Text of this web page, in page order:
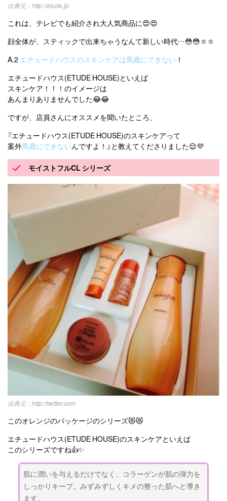
http://etude.jp
これは、テレビでも紹介され大人気商品に😍😍
顔全体が、スティックで出来ちゃうなんて新しい時代…😳😳ㅎㅎ
A.2 エチュードハウスのスキンケアは馬鹿にできない ！
エチュードハウス(ETUDE HOUSE)といえば
スキンケア！！！のイメージは
あんまりありませんでした😂😂
ですが、店員さんにオススメを聞いたところ、
『エチュードハウス(ETUDE HOUSE)のスキンケアって
案外馬鹿にできないんですよ！』と教えてくださりました😌💜
モイストフルCL シリーズ
http://twitter.com
このオレンジのパッケージのシリーズ😻😻
エチュードハウス(ETUDE HOUSE)のスキンケアといえば
このシリーズですね👍✨
肌に潤いを与えるだけでなく、コラーゲンが肌の弾力を
しっかりキープ。みずみずしくキメの整った肌へと導き
ます。